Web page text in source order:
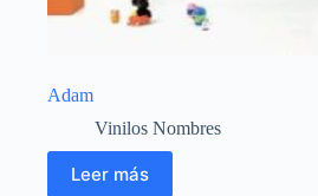
Adam
Vinilos Nombres
Leer más